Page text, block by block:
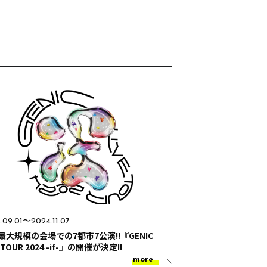
〜2024.11.07
大規模の会場での7都市7公演!!『GENIC
2024 -if-』の開催が決定!!
more